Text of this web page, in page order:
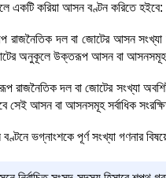
একটি করিয়া আসন বণ্টন করিতে হইবে:
রাজনৈতিক দল বা জোটের আসন
অনুকূলে উক্তরূপ আসন বা আসনসমূহ
রাজনৈতিক দল বা জোটের সংখ্যা
সেই আসন বা আসনসমূহ সর্বাধিক
ভগ্নাংশকে পূর্ণ সংখ্যা গণনার